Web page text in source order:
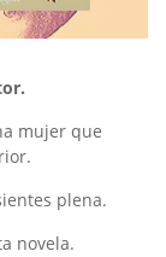
mujer que
plena.
novela.